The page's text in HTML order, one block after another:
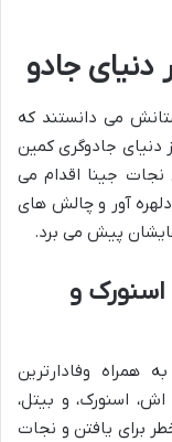
جادو
می دانستند که
جادوگری کمین
نجات جینا اقدام می
آور و چالش های
پیش می برد.
و
همراه وفادارترین
اسنورک، و بیتل،
برای یافتن و نجات